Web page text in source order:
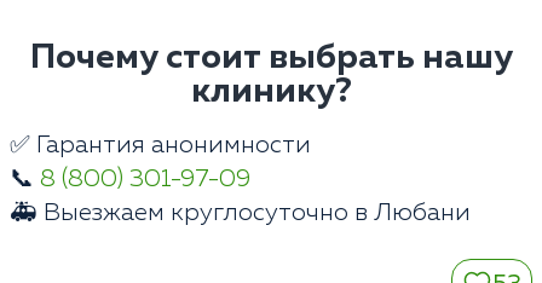
Почему стоит выбрать нашу
клинику?
✅ Гарантия анонимности
📞 8 (800) 301-97-09
🚑 Выезжаем круглосуточно в Любани